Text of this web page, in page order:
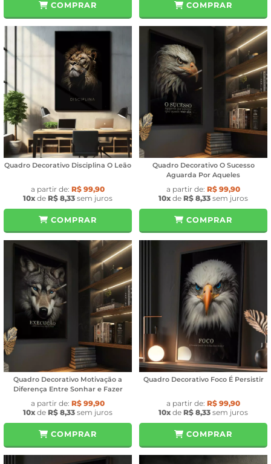
COMPRAR COMPRAR
Quadro Decorativo Disciplina O Leão
a partir de: R$ 99,90
10x de R$ 8,33 sem juros
COMPRAR
Quadro Decorativo O Sucesso
Aguarda Por Aqueles
a partir de: R$ 99,90
10x de R$ 8,33 sem juros
COMPRAR
Quadro Decorativo Motivação a
Diferença Entre Sonhar e Fazer
a partir de: R$ 99,90
10x de R$ 8,33 sem juros
COMPRAR
Quadro Decorativo Foco É Persistir
a partir de: R$ 99,90
10x de R$ 8,33 sem juros
COMPRAR